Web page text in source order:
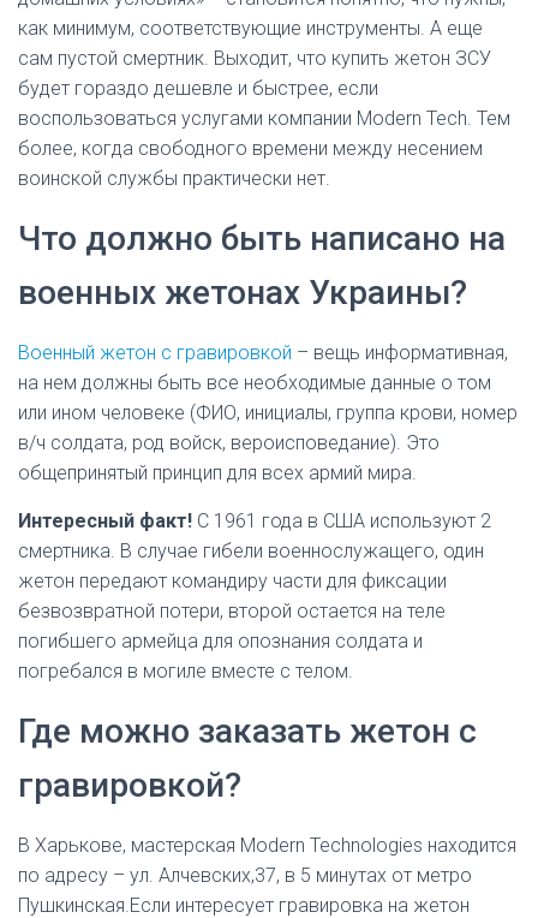
как минимум, соответствующие инструменты. А еще
сам пустой смертник. Выходит, что купить жетон ЗСУ
будет гораздо дешевле и быстрее, если
воспользоваться услугами компании Modern Tech. Тем
более, когда свободного времени между несением
воинской службы практически нет.
Что должно быть написано на
военных жетонах Украины?
Военный жетон с гравировкой – вещь информативная,
на нем должны быть все необходимые данные о том
или ином человеке (ФИО, инициалы, группа крови, номер
в/ч солдата, род войск, вероисповедание). Это
общепринятый принцип для всех армий мира.
Интересный факт! С 1961 года в США используют 2
смертника. В случае гибели военнослужащего, один
жетон передают командиру части для фиксации
безвозвратной потери, второй остается на теле
погибшего армейца для опознания солдата и
погребался в могиле вместе с телом.
Где можно заказать жетон с
гравировкой?
В Харькове, мастерская Modern Technologies находится
по адресу – ул. Алчевских,37, в 5 минутах от метро
Пушкинская.Если интересует гравировка на жетон